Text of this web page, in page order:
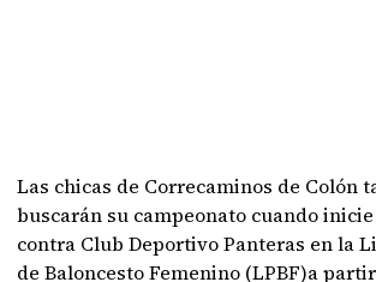
Las chicas de Correcaminos de Colón
buscarán su campeonato cuando
contra Club Deportivo Panteras en la
de Baloncesto Femenino (LPBF)a